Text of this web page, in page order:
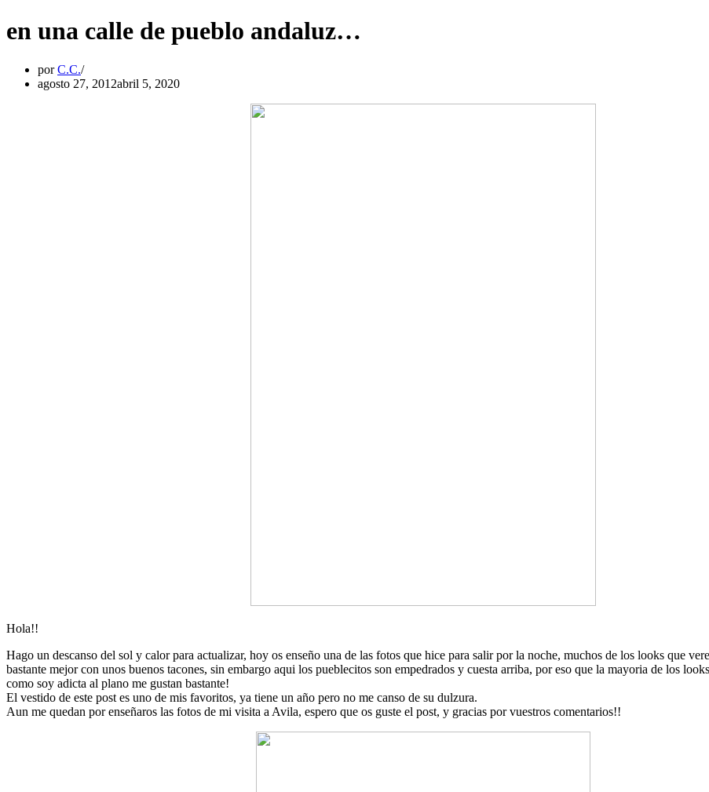
en una calle de pueblo andaluz…
porC.C.
agosto 27, 2012abril 5, 2020
Hola!!
Hago un descanso del sol y calor para actualizar, hoy os enseño una de las fotos que hice para salir por la noche, muchos de los looks que
bastante mejor con unos buenos tacones, sin embargo aqui los pueblecitos son empedrados y cuesta arriba, por eso que la mayoria de los
como soy adicta al plano me gustan bastante!
El vestido de este post es uno de mis favoritos, ya tiene un año pero no me canso de su dulzura.
Aun me quedan por enseñaros las fotos de mi visita a Avila, espero que os guste el post, y gracias por vuestros comentarios!!